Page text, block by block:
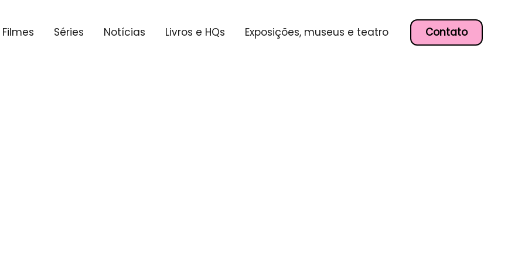
Filmes Séries Notícias Livros e HQs Exposições, museus e teatro Contato